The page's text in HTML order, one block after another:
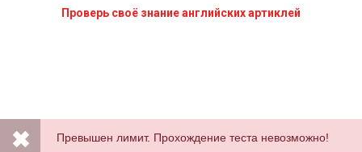
Проверь своё знание английских артиклей